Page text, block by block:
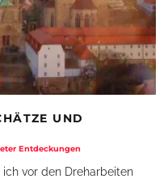
UND
Entdeckungen
vor den Dreharbeiten